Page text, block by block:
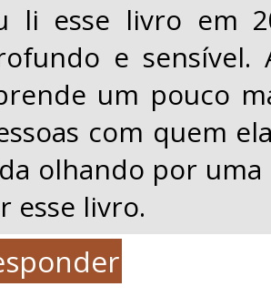
li esse livro em
e sensível.
um pouco
com quem
olhando por uma
esse livro.